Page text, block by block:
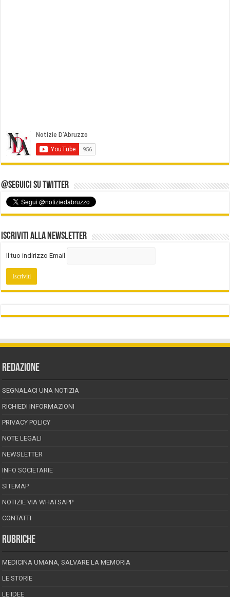
@Seguici su Twitter
Iscriviti alla Newsletter
Il tuo indirizzo Email
REDAZIONE
SEGNALACI UNA NOTIZIA
RICHIEDI INFORMAZIONI
PRIVACY POLICY
NOTE LEGALI
NEWSLETTER
INFO SOCIETARIE
SITEMAP
NOTIZIE VIA WHATSAPP
CONTATTI
RUBRICHE
MEDICINA UMANA, SALVARE LA MEMORIA
LE STORIE
LE IDEE